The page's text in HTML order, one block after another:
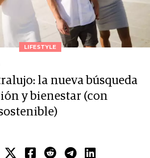
LIFESTYLE
la nueva búsqueda
y bienestar (con